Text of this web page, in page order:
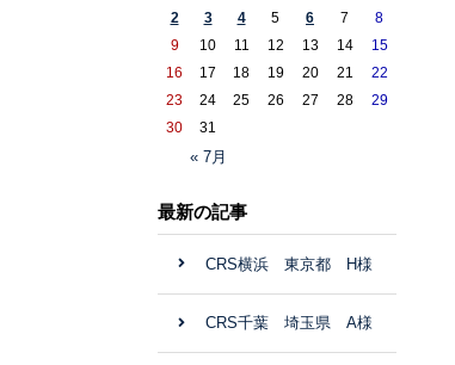
« 7月
2
3 4 5 6 7
8
9
10 11 12 13 14
15
16
17 18 19 20 21
22
23
24 25 26 27 28
29
30
31
最新の記事
CRS横浜 東京都 H様
CRS千葉 埼玉県 A様